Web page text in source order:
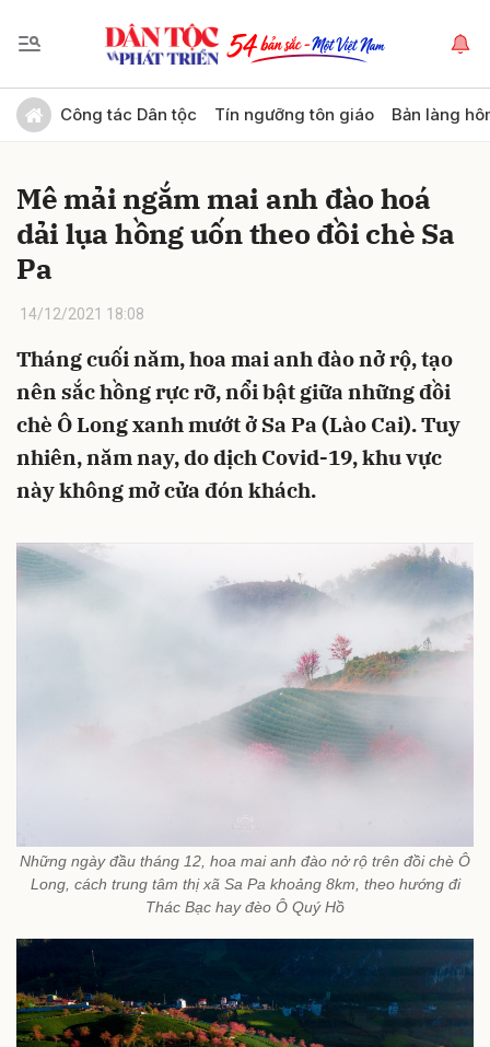
Công tác Dân tộc Tín ngưỡng tôn giáo Bản làng
Mê mải ngắm mai anh đào hoá
dải lụa hồng uốn theo đồi chè Sa
Pa
14/12/2021 18:08
Tháng cuối năm, hoa mai anh đào nở rộ, tạo
nên sắc hồng rực rỡ, nổi bật giữa những đồi
chè Ô Long xanh mướt ở Sa Pa (Lào Cai). Tuy
nhiên, năm nay, do dịch Covid-19, khu vực
này không mở cửa đón khách.
Những ngày đầu tháng 12, hoa mai anh đào nở rộ trên đồi chè Ô
Long, cách trung tâm thị xã Sa Pa khoảng 8km, theo hướng đi
Thác Bạc hay đèo Ô Quý Hồ
Gửi bình luận